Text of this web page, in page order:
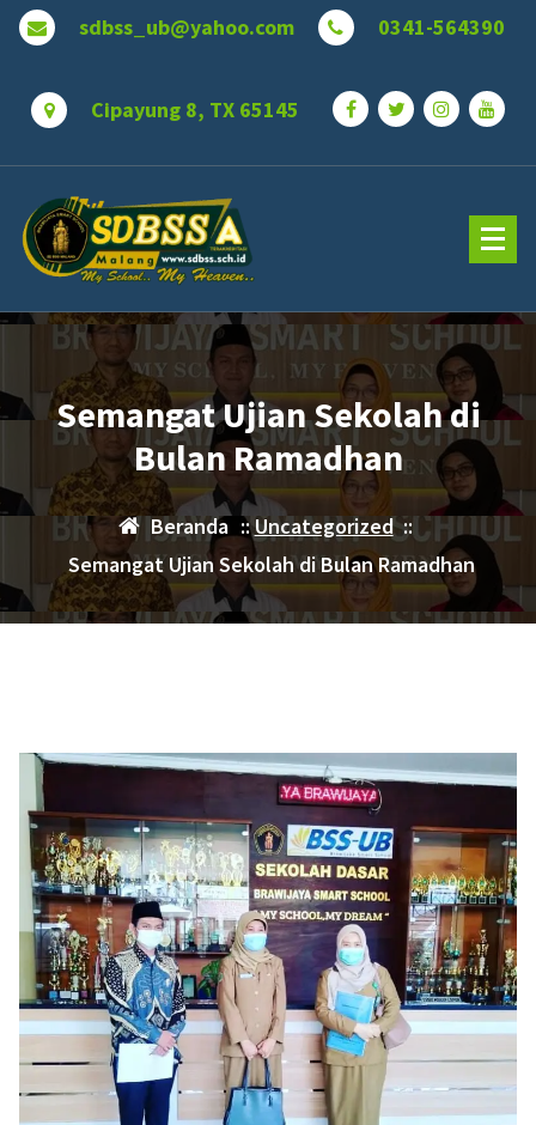
Lewati
sdbss_ub@yahoo.com 0341-564390
Cipayung 8, TX 65145
Semangat Ujian Sekolah di
Bulan Ramadhan
Beranda ::Uncategorized::
Semangat Ujian Sekolah di Bulan Ramadhan